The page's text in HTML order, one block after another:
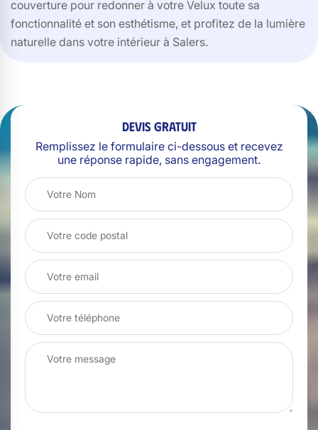
couverture pour redonner à votre Velux toute sa
fonctionnalité et son esthétisme, et profitez de la lumière
naturelle dans votre intérieur à Salers.
Devis gratuit
Remplissez le formulaire ci-dessous et recevez
une réponse rapide, sans engagement.